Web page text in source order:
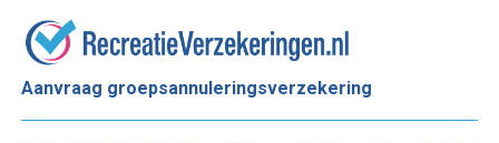
Aanvraag groepsannuleringsverzekering